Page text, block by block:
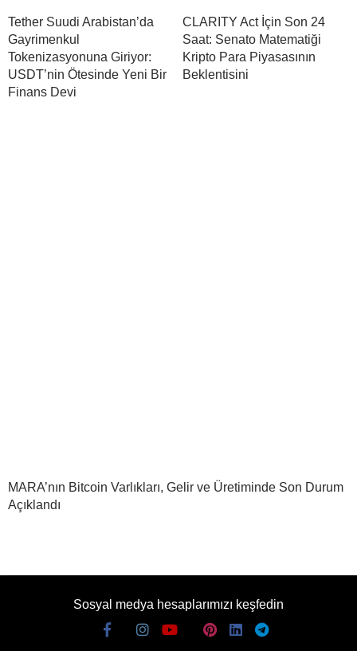
Tether Suudi Arabistan’da
Gayrimenkul
Tokenizasyonuna Giriyor:
USDT’nin Ötesinde Yeni Bir
Finans Devi
CLARITY Act İçin Son 24
Saat: Senato Matematiği
Kripto Para Piyasasının
Beklentisini
MARA’nın Bitcoin Varlıkları, Gelir ve Üretiminde Son Durum
Açıklandı
Sosyal medya hesaplarımızı keşfedin